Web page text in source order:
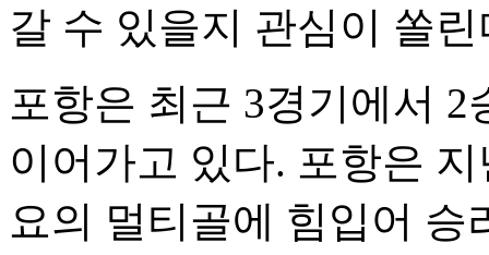
갈 수 있을지 관심이 쏠린
포항은 최근 3경기에서
이어가고 있다. 포항은
요의 멀티골에 힘입어